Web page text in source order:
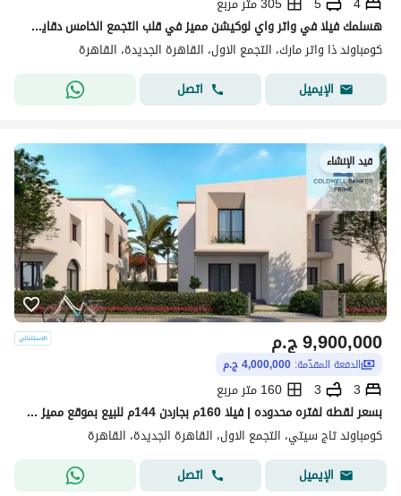
هسلمك فيلا في واتر واي لوكيشن مميز في قلب التجمع الخامس دقايق من شارع التسعين الجنوبي وقريب من الجامعه الامريكيه بمقدم 7 مليون
كومباوند ذا واتر مارك، التجمع الاول، القاهرة الجديدة، القاهرة
الإيميل
اتصل
قيد الإنشاء
ج.م9,900,000
الدفعة المقدّمة: 4,000,000 ج.م
3
3
160 متر مربع
بسعر لقطه لفتره محدوده | فيلا 160م بجاردن 144م للبيع بموقع مميز جدا داخل أوريجامي - تاج سيتي- القاهره الجديده- التجمع الخامس - 3 غرف
كومباوند تاج سيتي، التجمع الاول، القاهرة الجديدة، القاهرة
الإيميل
اتصل